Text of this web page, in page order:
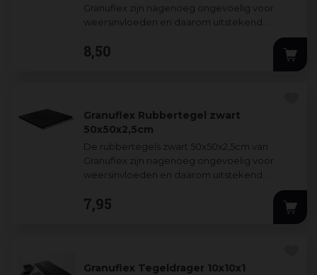
Granuflex zijn nagenoeg ongevoelig voor
weersinvloeden en daarom uitstekend
geschikt voor outdoor gebruik. Rubber heeft
van nature
8,50
Granuflex Rubbertegel zwart
50x50x2,5cm
De rubbertegels zwart 50x50x2,5cm van
Granuflex zijn nagenoeg ongevoelig voor
weersinvloeden en daarom uitstekend
7,95
Granuflex Tegeldrager 10x10x1